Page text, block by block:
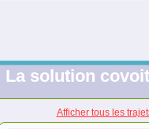
La solution
Afficher tous les